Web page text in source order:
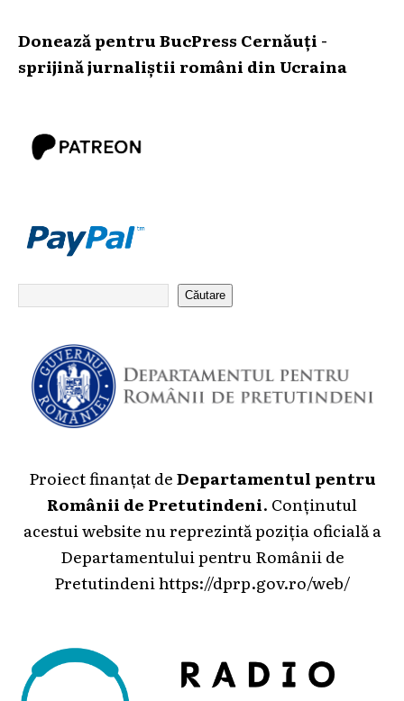
Donează pentru BucPress Cernăuți -
sprijină jurnaliștii români din Ucraina
Căutare
Proiect finanțat deDepartamentul pentru
Românii de Pretutindeni. Conținutul
acestui website nu reprezintă poziția oficială a
Departamentului pentru Românii de
Pretutindeni https://dprp.gov.ro/web/